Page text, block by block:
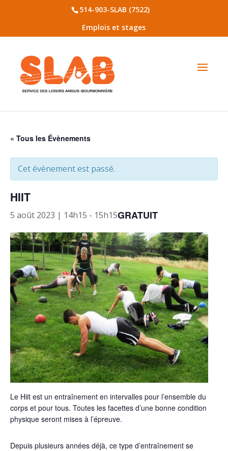
514-903-SLAB (7522)
Emplois et stages
« Tous les Évènements
Cet évènement est passé.
HIIT
5 août 2023 | 14h15 - 15h15GRATUIT
Le Hiit est un entraînement en intervalles pour l’ensemble du
corps et pour tous. Toutes les facettes d’une bonne condition
physique seront mises à l’épreuve.
Depuis plusieurs années déjà, ce type d’entraînement se